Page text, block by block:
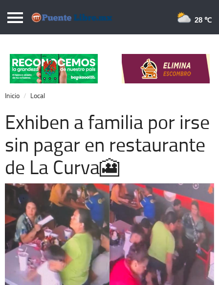
Puentelibre.mx
Local
Nacional
Opinión
Cronos
Economía
Espectáculos
Extra +
28 ℃
Inicio Local
Exhiben a familia por irse
sin pagar en restaurante
de La Curva🎦